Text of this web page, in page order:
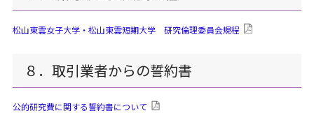
松山東雲女子大学・松山東雲短期大学 研究倫理委員会規程
８．取引業者からの誓約書
公的研究費に関する誓約書について